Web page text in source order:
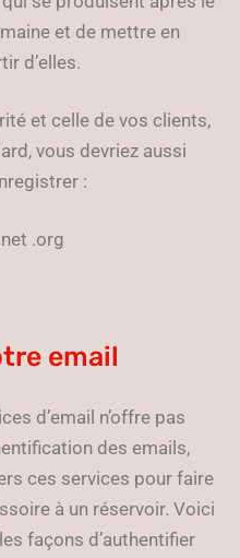
et de mettre en
d’elles.
et celle de vos clients,
vous devriez aussi
:
.org
email
d’email n’offre pas
des emails,
ces services pour faire
à un réservoir. Voici
façons d’authentifier